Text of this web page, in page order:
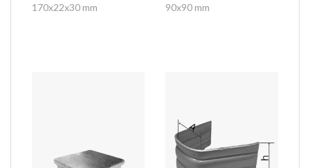
170x22x30 mm 90x90 mm